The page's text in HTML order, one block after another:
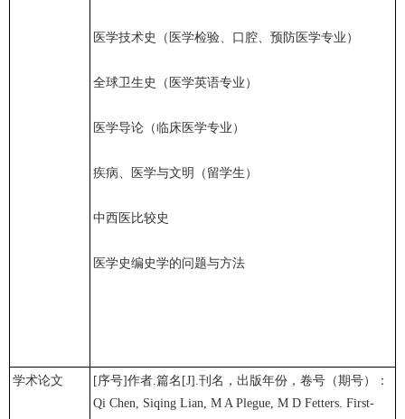
医学技术史（医学检验、口腔、预防医学专业）
全球卫生史（医学英语专业）
医学导论（临床医学专业）
疾病、医学与文明（留学生）
中西医比较史
医学史编史学的问题与方法
学术论文
[序号]作者.篇名[J].刊名，出版年份，卷号（期号）：
Qi Chen, Siqing Lian, M A Plegue, M D Fetters. First-